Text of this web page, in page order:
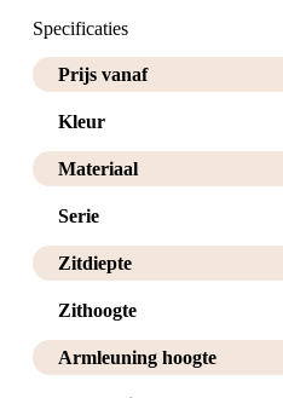
Specificaties
Prijs vanaf
Kleur
Materiaal
Serie
Zitdiepte
Zithoogte
Armleuning hoogte